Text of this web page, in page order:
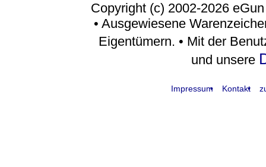
Copyright (c) 2002-2026
• Ausgewiesene
Eigentümern. • Mit der
und unsere
Impressum Kontakt